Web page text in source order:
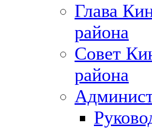
Глава
района
Совет
района